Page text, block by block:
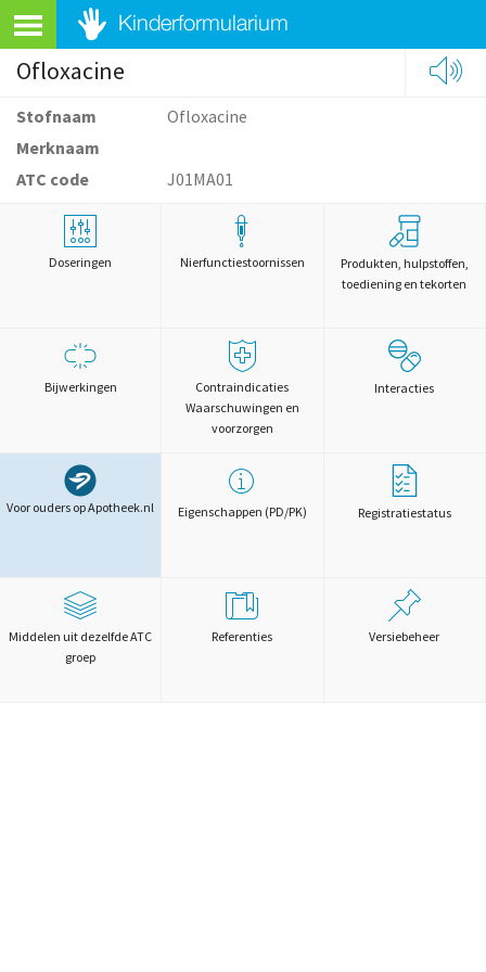
Ofloxacine
Stofnaam
Ofloxacine
Merknaam
ATC code
J01MA01
Doseringen Nierfunctiestoornissen
Produkten, hulpstoffen,
toediening en tekorten
Bijwerkingen
Contraindicaties
Waarschuwingen en
voorzorgen
Interacties
Voor ouders op Apotheek.nl Eigenschappen (PD/PK) Registratiestatus
Middelen uit dezelfde ATC
groep
Referenties Versiebeheer